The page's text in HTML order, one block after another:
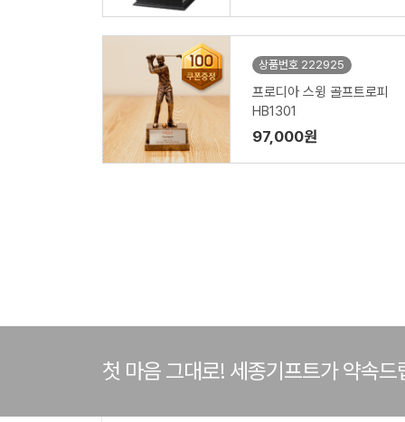
상품번호 222925
프로디아 스윙 골프트로피
HB1301
97,000원
첫 마음 그대로! 세종기프트가 약속드